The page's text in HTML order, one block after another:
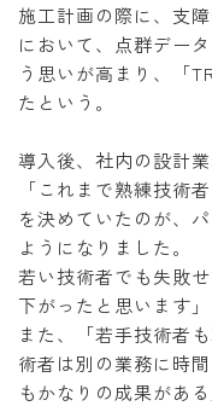
施工計画の際に、支
において、点群デー
う思いが高まり、「
たという。
導入後、社内の設計
「これまで熟練技術
を決めていたのが、
ようになりました。
若い技術者でも失敗
下がったと思います
また、「若手技術者
術者は別の業務に時
もかなりの成果があ